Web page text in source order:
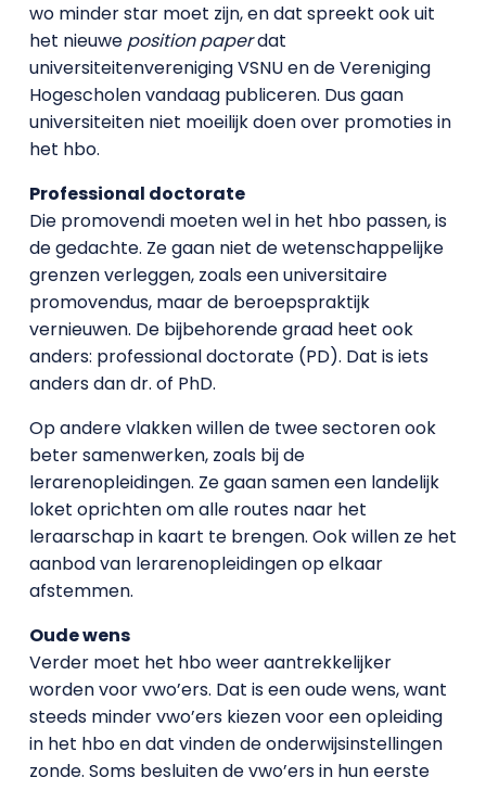
wo minder star moet zijn, en dat spreekt ook uit
het nieuwe position paperdat
universiteitenvereniging VSNU en de Vereniging
Hogescholen vandaag publiceren. Dus gaan
universiteiten niet moeilijk doen over promoties in
het hbo.
Professional doctorate
Die promovendi moeten wel in het hbo passen, is
de gedachte. Ze gaan niet de wetenschappelijke
grenzen verleggen, zoals een universitaire
promovendus, maar de beroepspraktijk
vernieuwen. De bijbehorende graad heet ook
anders: professional doctorate (PD). Dat is iets
anders dan dr. of PhD.
Op andere vlakken willen de twee sectoren ook
beter samenwerken, zoals bij de
lerarenopleidingen. Ze gaan samen een landelijk
loket oprichten om alle routes naar het
leraarschap in kaart te brengen. Ook willen ze het
aanbod van lerarenopleidingen op elkaar
afstemmen.
Oude wens
Verder moet het hbo weer aantrekkelijker
worden voor vwo’ers. Dat is een oude wens, want
steeds minder vwo’ers kiezen voor een opleiding
in het hbo en dat vinden de onderwijsinstellingen
zonde. Soms besluiten de vwo’ers in hun eerste